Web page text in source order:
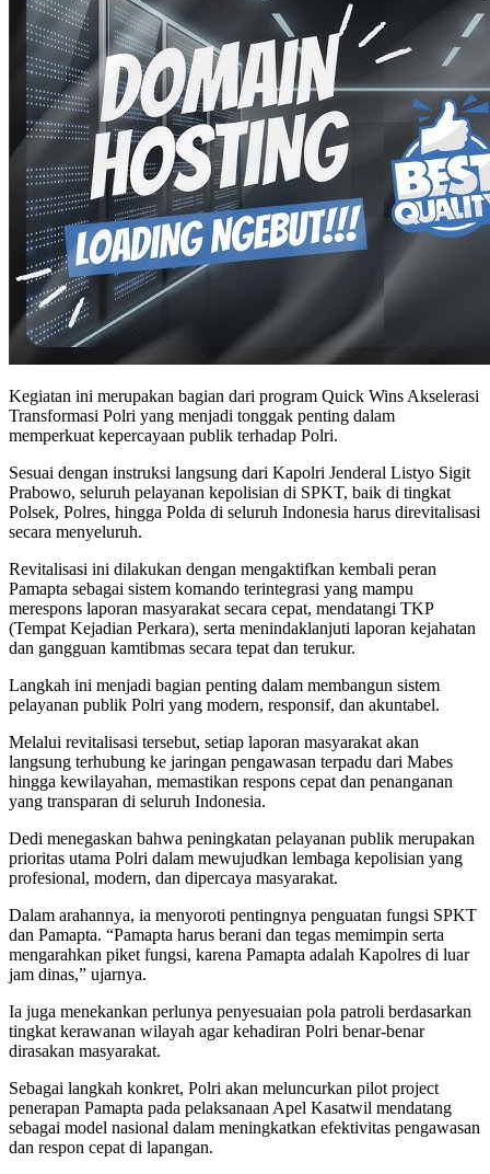
Kegiatan ini merupakan bagian dari program Quick Wins Akselerasi
Transformasi Polri yang menjadi tonggak penting dalam
memperkuat kepercayaan publik terhadap Polri.
Sesuai dengan instruksi langsung dari Kapolri Jenderal Listyo Sigit
Prabowo, seluruh pelayanan kepolisian di SPKT, baik di tingkat
Polsek, Polres, hingga Polda di seluruh Indonesia harus direvitalisasi
secara menyeluruh.
Revitalisasi ini dilakukan dengan mengaktifkan kembali peran
Pamapta sebagai sistem komando terintegrasi yang mampu
merespons laporan masyarakat secara cepat, mendatangi TKP
(Tempat Kejadian Perkara), serta menindaklanjuti laporan kejahatan
dan gangguan kamtibmas secara tepat dan terukur.
Langkah ini menjadi bagian penting dalam membangun sistem
pelayanan publik Polri yang modern, responsif, dan akuntabel.
Melalui revitalisasi tersebut, setiap laporan masyarakat akan
langsung terhubung ke jaringan pengawasan terpadu dari Mabes
hingga kewilayahan, memastikan respons cepat dan penanganan
yang transparan di seluruh Indonesia.
Dedi menegaskan bahwa peningkatan pelayanan publik merupakan
prioritas utama Polri dalam mewujudkan lembaga kepolisian yang
profesional, modern, dan dipercaya masyarakat.
Dalam arahannya, ia menyoroti pentingnya penguatan fungsi SPKT
dan Pamapta. “Pamapta harus berani dan tegas memimpin serta
mengarahkan piket fungsi, karena Pamapta adalah Kapolres di luar
jam dinas,” ujarnya.
Ia juga menekankan perlunya penyesuaian pola patroli berdasarkan
tingkat kerawanan wilayah agar kehadiran Polri benar-benar
dirasakan masyarakat.
Sebagai langkah konkret, Polri akan meluncurkan pilot project
penerapan Pamapta pada pelaksanaan Apel Kasatwil mendatang
sebagai model nasional dalam meningkatkan efektivitas pengawasan
dan respon cepat di lapangan.